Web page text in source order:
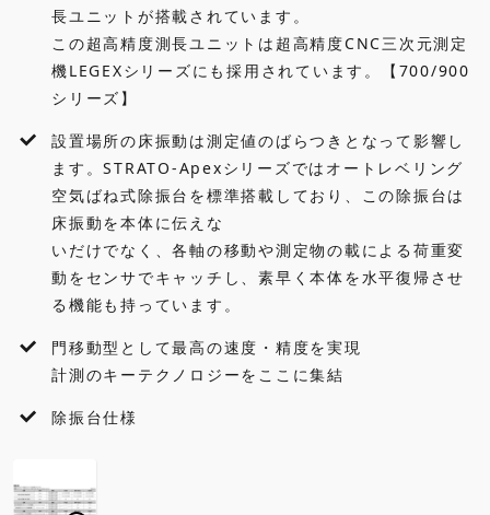
長ユニットが搭載されています。
この超高精度測長ユニットは超高精度CNC三次元測定
機LEGEXシリーズにも採用されています。【700/900
シリーズ】
設置場所の床振動は測定値のばらつきとなって影響し
ます。STRATO-Apexシリーズではオートレベリング
空気ばね式除振台を標準搭載しており、この除振台は
床振動を本体に伝えな
いだけでなく、各軸の移動や測定物の載による荷重変
動をセンサでキャッチし、素早く本体を水平復帰させ
る機能も持っています。
門移動型として最高の速度・精度を実現
計測のキーテクノロジーをここに集結
除振台仕様